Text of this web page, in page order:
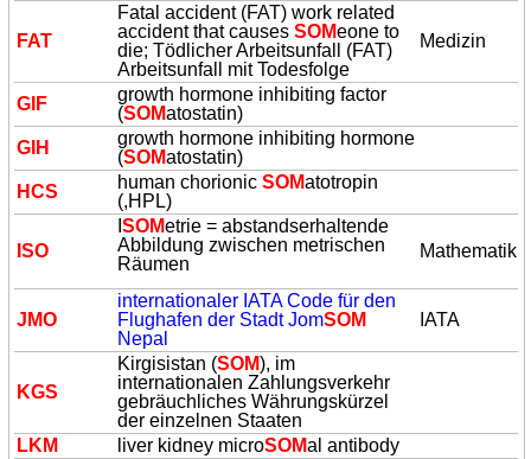
FAT
Fatal accident (FAT) work related
accident that causesSOMeone to
die; Tödlicher Arbeitsunfall (FAT)
Arbeitsunfall mit Todesfolge
Medizin
GIF
growth hormone inhibiting factor
(SOMatostatin)
GIH
growth hormone inhibiting hormone
(SOMatostatin)
HCS
human chorionicSOMatotropin
(,HPL)
ISO
ISOMetrie = abstandserhaltende
Abbildung zwischen metrischen
Räumen
Mathematik
JMO
internationaler IATA Code für den
Flughafen der Stadt JomSOM
Nepal
IATA
KGS
Kirgisistan (SOM), im
internationalen Zahlungsverkehr
gebräuchliches Währungskürzel
der einzelnen Staaten
LKM
liver kidney microSOMal antibody